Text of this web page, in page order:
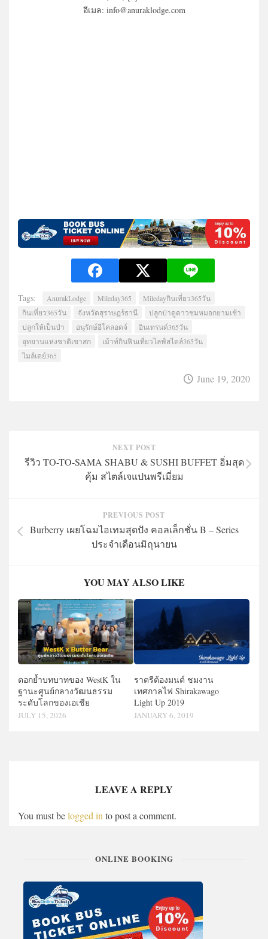
อีเมล: info@anuraklodge.com
Tags: AnurakLodge Mileday365
Miledayกินเที่ยว365วัน
กินเที่ยว365วัน
จังหวัดสุราษฎร์ธานี
ปลูกป่าดูดาวชมหมอกยามเช้า
ปลูกให้เป็นป่า
อนุรักษ์อีโคลอดจ์
อินเทรนด์365วัน
อุทยานแห่งชาติเขาสก
เม้าท์กินฟินเที่ยวไลฟ์สไตล์365วัน
ไมล์เดย์365
June 19, 2020
NEXT POST
รีวิว TO-TO​-SAMA SHABU & SUSHI BUFFET อิ่มสุด
คุ้ม สไตล์เจแปนพรีเมี่ยม
PREVIOUS POST
Burberry เผยโฉมไอเทมสุดปัง คอลเล็กชั่น B – Series
ประจำเดือนมิถุนายน
YOU MAY ALSO LIKE
ตอกย้ำบทบาทของ WestK ใน
ฐานะศูนย์กลางวัฒนธรรม
ระดับโลกของเอเชีย
JULY 15, 2026
ราตรีต้องมนต์ ชมงาน
เทศกาลไฟ Shirakawago
Light Up 2019
JANUARY 6, 2019
LEAVE A REPLY
You must belogged in to post a comment.
ONLINE BOOKING